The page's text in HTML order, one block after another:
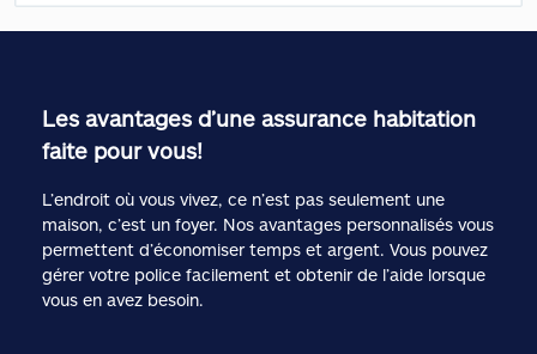
Les avantages d’une assurance habitation
faite pour vous!
L’endroit où vous vivez, ce n’est pas seulement une
maison, c’est un foyer. Nos avantages personnalisés vous
permettent d’économiser temps et argent. Vous pouvez
gérer votre police facilement et obtenir de l’aide lorsque
vous en avez besoin.